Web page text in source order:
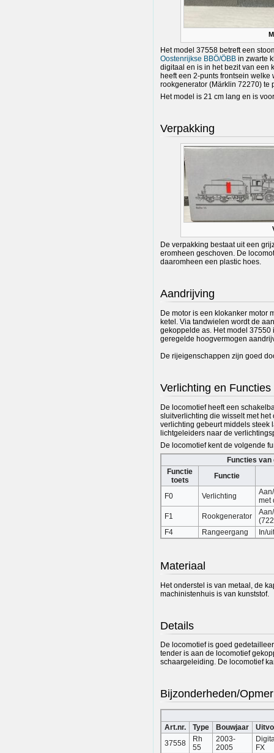
Het model 37558 betreft een
Oostenrijkse BBÖ/ÖBB in zwarte
digitaal en is in het bezit van een
heeft een 2-punts frontsein welke
rookgenerator (Märklin 72270) te
Het model is 21 cm lang en is
Verpakking
De verpakking bestaat uit een
eromheen geschoven. De
daaromheen een plastic hoes.
Aandrijving
De motor is een klokanker motor
ketel. Via tandwielen wordt de
gekoppelde as. Het model
geregelde hoogvermogen
De rijeigenschappen zijn goed
Verlichting en Functies
De locomotief heeft een
sluitverlichting die wisselt met
verlichting gebeurt middels steek
lichtgeleiders naar de
De locomotief kent de volgende
Functies van
Functie
toets
Functie
F0 Verlichting
met
F1
Rookgenerator
F4
Rangeergang In/
Materiaal
Het onderstel is van metaal, de
machinistenhuis is van kunststof.
Details
De locomotief is goed
tender is aan de locomotief
schaargeleiding. De locomotief
Bijzonderheden/
Art.nr. Type Bouwjaar
37558
Rh
55
2003-
2005
FX